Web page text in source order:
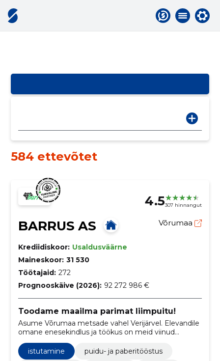
584 ettevõtet
4.5307 hinnangut
BARRUS AS Võrumaa
Krediidiskoor: Usaldusväärne
Maineskoor: 31 530
Töötajaid: 272
Prognooskäive (2026): 92 272 986 €
Toodame maailma parimat liimpuitu!
Asume Võrumaa metsade vahel Verijärvel. Elevandile
omane enesekindlus ja töökus on meid viinud
liimpuitkomponentide valdkonna turuliidriks terves
Euroopas.
istutamine
puidu- ja paberitööstus